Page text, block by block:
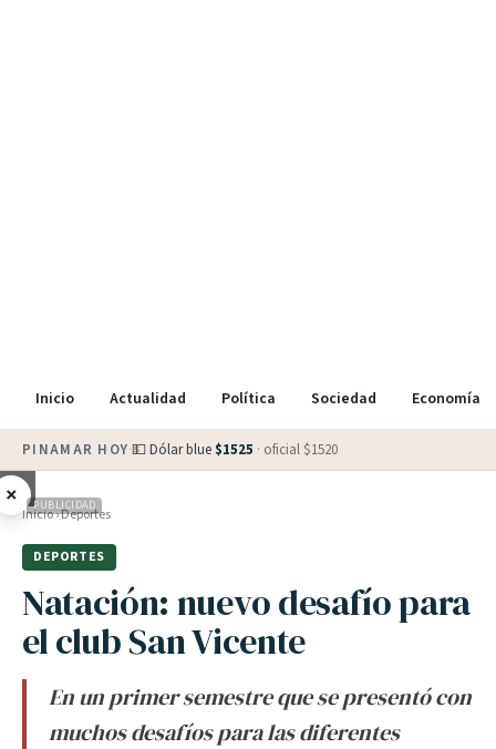
Inicio Actualidad Política Sociedad Economía
PINAMAR HOY·💵 Dólar blue $1525 · oficial $1520
× PUBLICIDAD
Inicio›Deportes
DEPORTES
Natación: nuevo desafío para
el club San Vicente
En un primer semestre que se presentó con
muchos desafíos para las diferentes